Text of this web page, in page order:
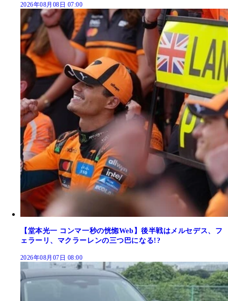
2026年08月08日 07:00
【堂本光一 コンマ一秒の恍惚Web】後半戦はメルセデス、フ
ェラーリ、マクラーレンの三つ巴になる!?
2026年08月07日 08:00